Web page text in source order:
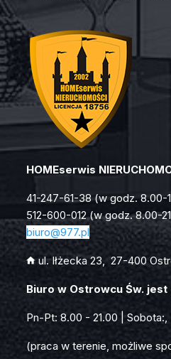
HOMEserwis
41-247-61-38 (w godz. 8.00-
512-600-012 (w godz. 8.00-
biuro@977.pl
ul. Iłżecka 23, 27-400
Biuro w Ostrowcu Św.
Pn-Pt: 8.00 - 21.00 |
(praca w terenie, możliwe